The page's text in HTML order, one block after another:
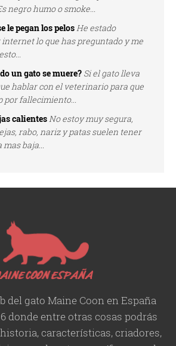
negro humo o smoke...
le pegan los pelosHe estado
lo que has preguntado y me
un gato se muere? Si el gato lleva
hablar con el veterinario para que
por fallecimiento...
calientesNo estoy muy segura,
rabo, nariz y patas suelen tener
baja...
del gato Maine Coon en España
donde entre otras cosas podrás
características, criadores,